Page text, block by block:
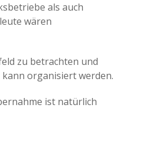
als auch
wären
zu betrachten und
organisiert werden.
ist natürlich